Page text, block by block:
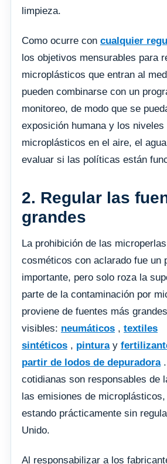
limpieza.
Como ocurre con cualquier
los objetivos mensurables para
microplásticos que entran al
pueden combinarse con un
monitoreo, de modo que se
exposición humana y los niveles
microplásticos en el aire, el
evaluar si las políticas están
2. Regular las
grandes
La prohibición de las
cosméticos con aclarado fue un
importante, pero solo roza la
parte de la contaminación por
proviene de fuentes más
visibles: neumáticos , textiles
sintéticos , pinturay
partir de lodos de depuradora.
cotidianas son responsables de
las emisiones de
estando prácticamente sin
Unido.
Al responsabilizar a los